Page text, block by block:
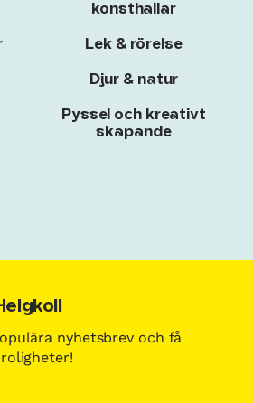
konsthallar
Lek & rörelse
Djur & natur
Pyssel och kreativt
skapande
nyhetsbrev och få